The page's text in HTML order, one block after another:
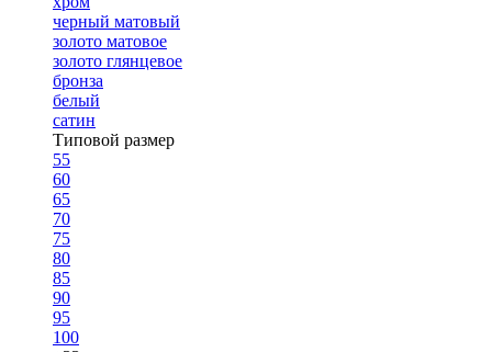
черный матовый
золото матовое
золото глянцевое
бронза
белый
сатин
Типовой размер
55
60
65
70
75
80
85
90
95
100